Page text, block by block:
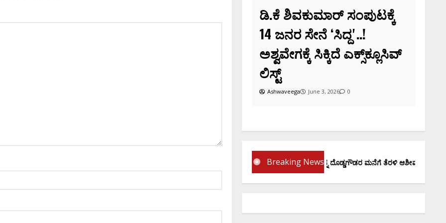
ಡಿ.ಕೆ ಶಿವಕುಮಾರ್‌ ಸಂಪುಟಕ್ಕೆ
14 ಜನರ ಸೇನೆ ʻಸಿದ್ದʼ..!
ಅಶ್ವವೇಗಕ್ಕೆ ಸಿಕ್ಕಿದೆ ಎಕ್ಸ್‌ಕ್ಲೂಸಿವ್‌
ಲಿಸ್ಟ್‌
Ashwaveega June 3, 2026 0
Breaking News
ಪ್ರಮಾಣ ವಚನಕ್ಕೂ ಮುನ್ನ ದೊಡ್ಡಗೌಡರ ಮನೆಗೆ ತೆರಳಿ ಆಶೀರ್ವಾದ ಪಡೆದ